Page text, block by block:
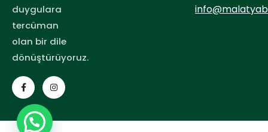
duygulara
tercüman
olan bir dile
dönüştürüyoruz.